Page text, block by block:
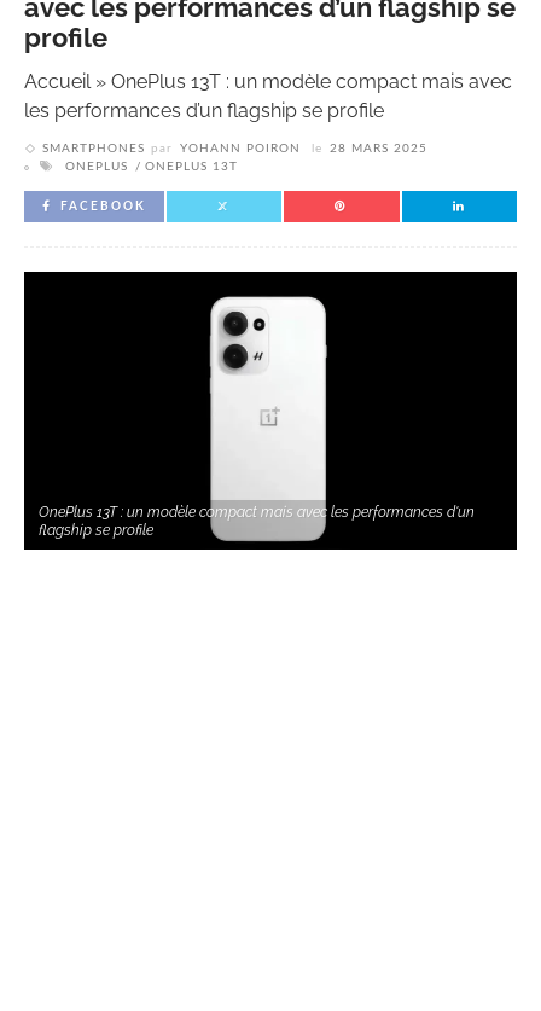
avec les performances d’un flagship se
profile
Accueil» OnePlus 13T : un modèle compact mais avec
les performances d’un flagship se profile
SMARTPHONES par YOHANN POIRON le
28 MARS 2025
ONEPLUS
ONEPLUS 13T
FACEBOOK
OnePlus 13T : un modèle compact mais avec les performances d'un
flagship se profile